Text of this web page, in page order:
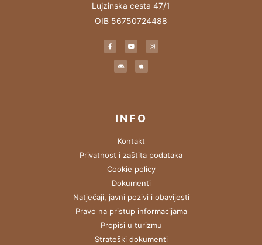
Lujzinska cesta 47/1
OIB 56750724488
INFO
Kontakt
Privatnost i zaštita podataka
Cookie policy
Dokumenti
Natječaji, javni pozivi i obavijesti
Pravo na pristup informacijama
Propisi u turizmu
Strateški dokumenti